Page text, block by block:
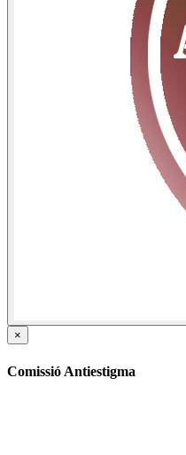
×
Comissió Antiestigma